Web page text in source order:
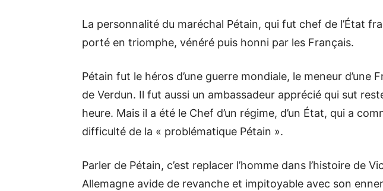
La personnalité du maréchal Pétain, qui fut chef de l’État
porté en triomphe, vénéré puis honni par les Français.
Pétain fut le héros d’une guerre mondiale, le meneur d’une
de Verdun. Il fut aussi un ambassadeur apprécié qui sut
heure. Mais il a été le Chef d’un régime, d’un État, qui a
difficulté de la « problématique Pétain ».
Parler de Pétain, c’est replacer l’homme dans l’histoire de
Allemagne avide de revanche et impitoyable avec son